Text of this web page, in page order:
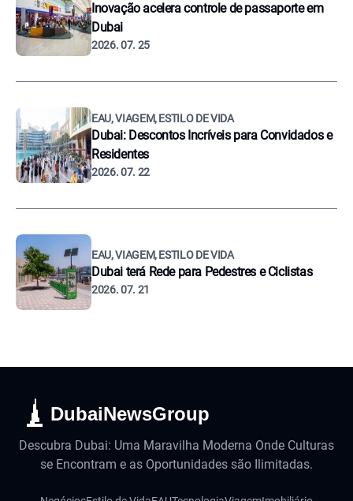
Inovação acelera controle de passaporte em
Dubai
2026. 07. 25
EAU, VIAGEM, ESTILO DE VIDA
Dubai: Descontos Incríveis para Convidados e
Residentes
2026. 07. 22
EAU, VIAGEM, ESTILO DE VIDA
Dubai terá Rede para Pedestres e Ciclistas
2026. 07. 21
DubaiNewsGroup
Descubra Dubai: Uma Maravilha Moderna Onde Culturas
se Encontram e as Oportunidades são Ilimitadas.